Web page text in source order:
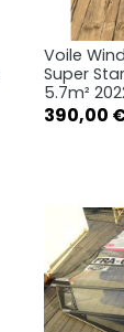
Voile
Super
5.7m²
Prix
390,00